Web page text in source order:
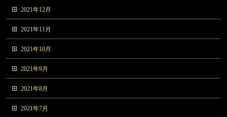
2021年12月
2021年11月
2021年10月
2021年9月
2021年8月
2021年7月